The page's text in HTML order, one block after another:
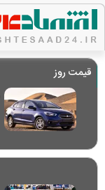
قیمت روز